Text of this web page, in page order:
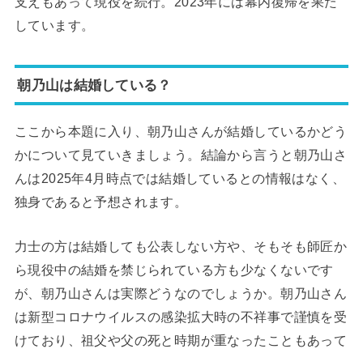
しています。
朝乃山は結婚している？
ここから本題に入り、朝乃山さんが結婚しているかどう
かについて見ていきましょう。結論から言うと朝乃山さ
んは2025年4月時点では結婚しているとの情報はなく、
独身であると予想されます。
力士の方は結婚しても公表しない方や、そもそも師匠か
ら現役中の結婚を禁じられている方も少なくないです
が、朝乃山さんは実際どうなのでしょうか。朝乃山さん
は新型コロナウイルスの感染拡大時の不祥事で謹慎を受
けており、祖父や父の死と時期が重なったこともあって